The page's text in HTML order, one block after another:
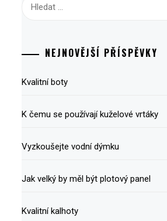
NEJNOVĚJŠÍ PŘÍSPĚVKY
Kvalitní boty
K čemu se používají kuželové vrtáky
Vyzkoušejte vodní dýmku
Jak velký by měl být plotový panel
Kvalitní kalhoty